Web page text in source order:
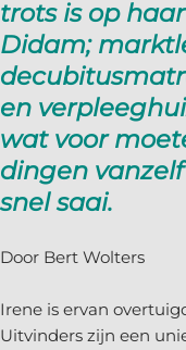
trots is op
Didam;
en
wat voor
dingen
snel saai.
Door Bert Wolters
Irene is ervan
Uitvinders zijn een